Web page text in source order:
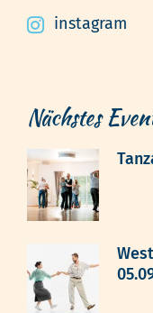
instagram
Nächstes